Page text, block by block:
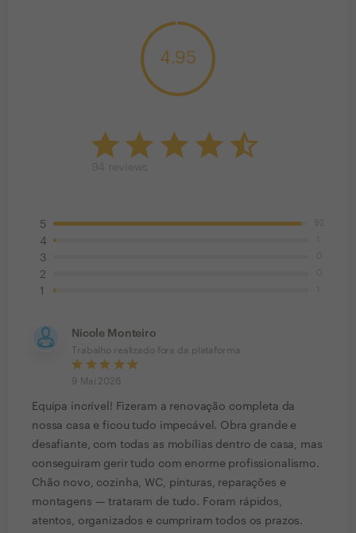
4.95
5
4
3
2
1
Nicole Monteiro
Trabalho realizado fora da plataforma
9 Mai 2026
Equipa incrível! Fizeram a renovação completa da
nossa casa e ficou tudo impecável. Obra grande e
desafiante, com todas as mobílias dentro de casa, mas
conseguiram gerir tudo com enorme profissionalismo.
Chão novo, cozinha, WC, pinturas, reparações e
montagens — trataram de tudo. Foram rápidos,
atentos, organizados e cumpriram todos os prazos.